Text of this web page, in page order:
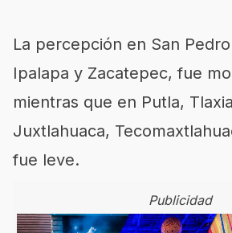
La percepción en San
Ipalapa y Zacatepec, fue
mientras que en Putla,
Juxtlahuaca,
fue leve.
Publicidad